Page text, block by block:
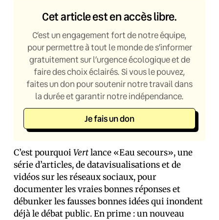
Cet article est en accès libre.
C’est un engagement fort de notre équipe,
pour permettre à tout le monde de s’informer
gratuitement sur l’urgence écologique et de
faire des choix éclairés. Si vous le pouvez,
faites un don pour soutenir notre travail dans
la durée et garantir notre indépendance.
Je fais un don
C’est pourquoi Vertlance «Eau secours», une
série d’articles, de datavisualisations et de
vidéos sur les réseaux sociaux, pour
documenter les vraies bonnes réponses et
débunker les fausses bonnes idées qui inondent
déjà le débat public. En prime : un nouveau